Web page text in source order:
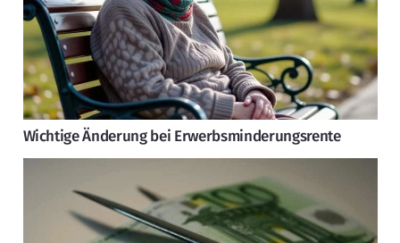
Wichtige Änderung bei Erwerbsminderungsrente